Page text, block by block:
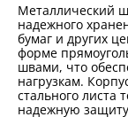
Металлический
надежного
бумаг и других
форме
швами, что
нагрузкам.
стального листа
надежную